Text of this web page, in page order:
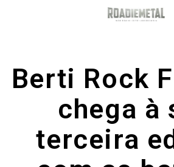
Berti Rock
chega à
terceira